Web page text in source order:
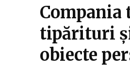
Compania
tipărituri
obiecte